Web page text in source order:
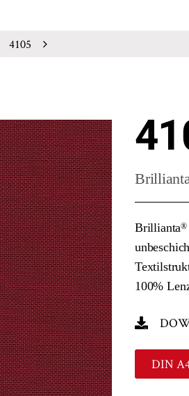
4105
Brillianta®
100%
DIN